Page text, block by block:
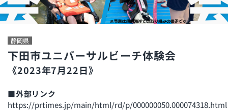
静岡県
下田市ユニバーサルビーチ体験会
《2023年7月22日》
■外部リンク
https://prtimes.jp/main/html/rd/p/000000050.000074318.html